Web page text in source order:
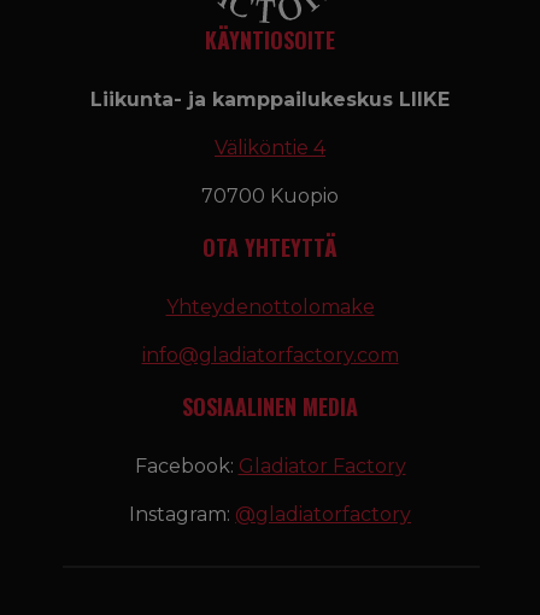
KÄYNTIOSOITE
Liikunta- ja kamppailukeskus LIIKE
Väliköntie 4
70700 Kuopio
OTA YHTEYTTÄ
Yhteydenottolomake
info@gladiatorfactory.com
SOSIAALINEN MEDIA
Facebook: Gladiator Factory
Instagram: @gladiatorfactory